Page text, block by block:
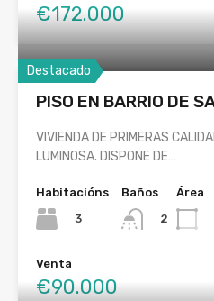
€172.000
Destacado
PISO EN BARRIO DE
VIVIENDA DE PRIMERAS
LUMINOSA. DISPONE DE…
Habitacións
3
Baños
2
Área
Venta
€90.000